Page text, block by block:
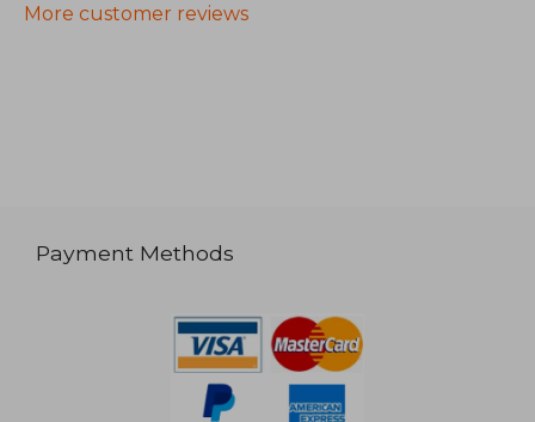
More customer reviews
Payment Methods